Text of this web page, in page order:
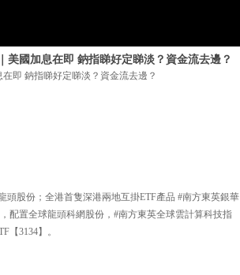
美國加息在即 鈉指睇好定睇淡？資金流去邊？
即 鈉指睇好定睇淡？資金流去邊？
頭股份；全港首隻深港兩地互掛ETF產品 #南方東英銀華
配置全球龍頭科網股份，#南方東英全球雲計算科技指
【3134】。